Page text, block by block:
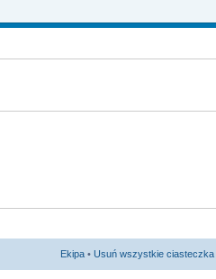
Ekipa • Usuń wszystkie ciasteczka